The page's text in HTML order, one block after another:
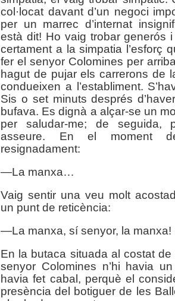
col·locat davant d’un negoci
per un marrec d’internat
està dit! Ho vaig trobar generós
certament a la simpatia l’esforç
fer el senyor Colomines per
hagut de pujar els carrerons de
condueixen a l’establiment.
Sis o set minuts després
bufava. Es dignà a alçar-se un
per saludar-me; de seguida,
asseure. En el moment
resignadament:
—La manxa…
Vaig sentir una veu molt
un punt de reticència:
—La manxa, sí senyor, la manxa!
En la butaca situada al costat
senyor Colomines n’hi havia
havia fet cabal, perquè el
presència del botiguer de les